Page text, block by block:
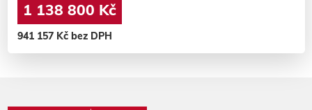
1 138 800 Kč
941 157 Kč bez DPH